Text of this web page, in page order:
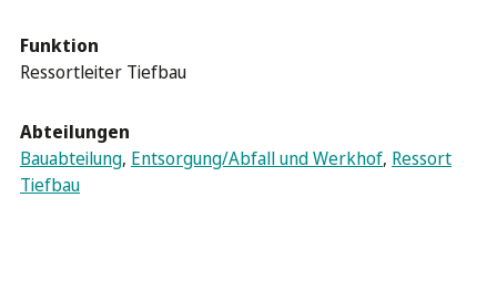
Funktion
Ressortleiter Tiefbau
Abteilungen
Bauabteilung, Entsorgung/Abfall und Werkhof, Ressort
Tiefbau